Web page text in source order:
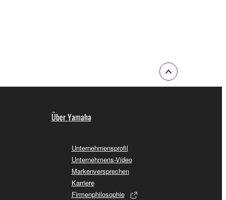
Über Yamaha
Unternehmensprofil
Unternehmens-Video
Markenversprechen
Karriere
Firmenphilosophie